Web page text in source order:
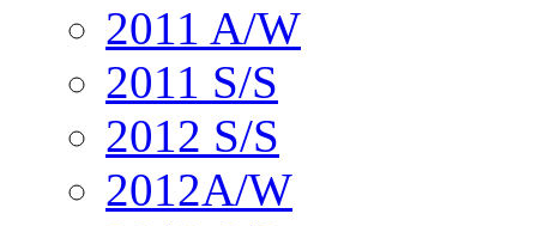
2011 A/W
2011 S/S
2012 S/S
2012A/W